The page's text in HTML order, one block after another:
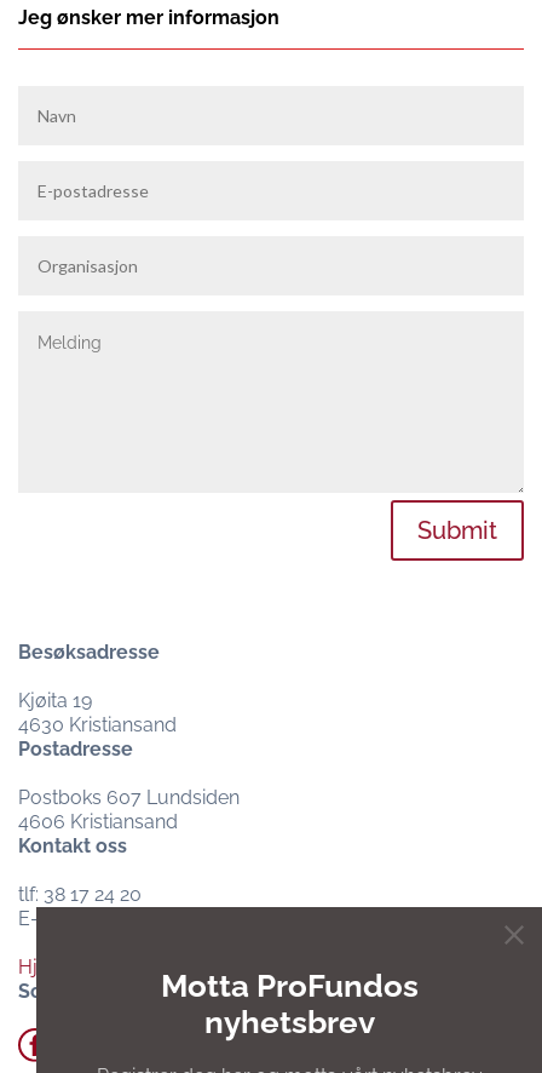
Motta ProFundos
nyhetsbrev
Jeg ønsker mer informasjon
Submit
Besøksadresse
Kjøita 19
4630 Kristiansand
Postadresse
Postboks 607 Lundsiden
4606 Kristiansand
Kontakt oss
tlf: 38 17 24 20
E-post:
Hjelpesenter og support
Sosiale medier